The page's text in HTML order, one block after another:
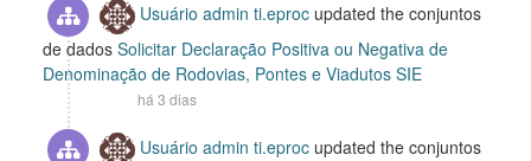
Usuário admin ti.eproc updated the conjuntos
de dados Solicitar Declaração Positiva ou Negativa de
Denominação de Rodovias, Pontes e Viadutos SIE
há 3 dias
Usuário admin ti.eproc updated the conjuntos